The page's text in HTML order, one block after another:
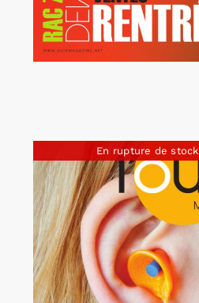
En rupture de stock